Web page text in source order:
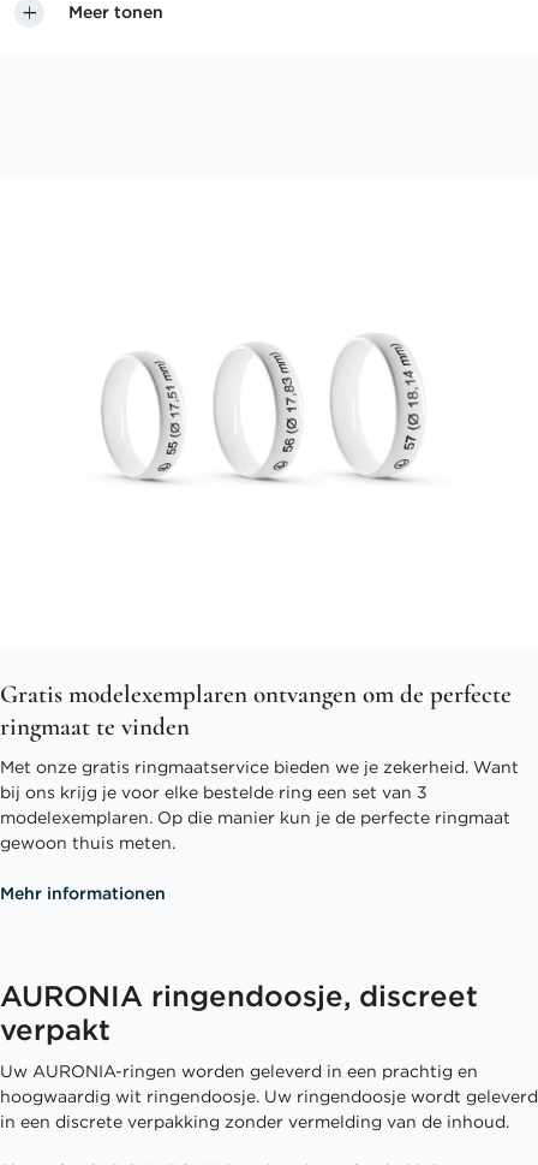
Meer tonen
Gratis modelexemplaren ontvangen om de perfecte
ringmaat te vinden
Met onze gratis ringmaatservice bieden we je zekerheid. Want
bij ons krijg je voor elke bestelde ring een set van 3
modelexemplaren. Op die manier kun je de perfecte ringmaat
gewoon thuis meten.
Mehr informationen
AURONIA ringendoosje, discreet
verpakt
Uw AURONIA-ringen worden geleverd in een prachtig en
hoogwaardig wit ringendoosje. Uw ringendoosje wordt geleverd
in een discrete verpakking zonder vermelding van de inhoud.